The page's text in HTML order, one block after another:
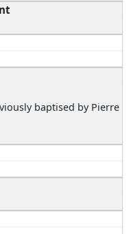
baptised by Pierre